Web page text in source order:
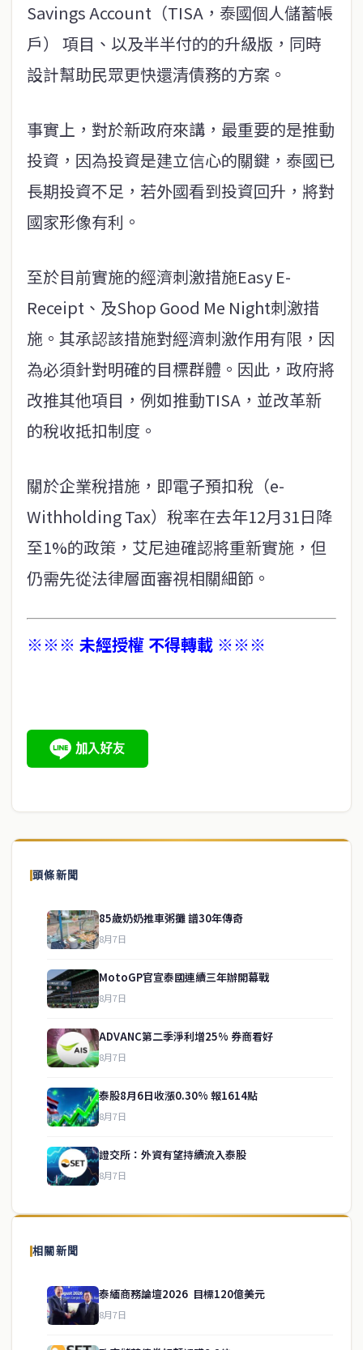
Savings Account（TISA，泰國個人儲蓄帳
戶） 項目、以及半半付的的升級版，同時
設計幫助民眾更快還清債務的方案。
事實上，對於新政府來講，最重要的是推動
投資，因為投資是建立信心的關鍵，泰國已
長期投資不足，若外國看到投資回升，將對
國家形像有利。
至於目前實施的經濟刺激措施Easy E-
Receipt、及Shop Good Me Night刺激措
施。其承認該措施對經濟刺激作用有限，因
為必須針對明確的目標群體。因此，政府將
改推其他項目，例如推動TISA，並改革新
的稅收抵扣制度。
關於企業稅措施，即電子預扣稅（e-
Withholding Tax）稅率在去年12月31日降
至1%的政策，艾尼迪確認將重新實施，但
仍需先從法律層面審視相關細節。
※※※ 未經授權 不得轉載 ※※※
頭條新聞
85歲奶奶推車粥攤 譜30年傳奇
8月7日
MotoGP官宣泰國連續三年辦開幕戰
8月7日
ADVANC第二季淨利增25% 券商看好
8月7日
泰股8月6日收漲0.30% 報1614點
8月7日
證交所：外資有望持續流入泰股
8月7日
相關新聞
泰緬商務論壇2026 目標120億美元
8月7日
關於我們
泰國中文新聞（TCN）是一家總部設於曼谷的中文新聞媒體，致力於
供即時、客觀、多元的中文新聞內容。
service@thaichinesenews.com